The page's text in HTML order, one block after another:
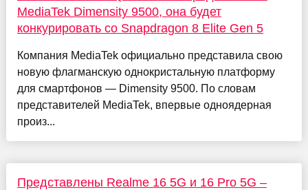
MediaTek Dimensity 9500, она будет
конкурировать со Snapdragon 8 Elite Gen 5
Компания MediaTek официально представила свою
новую флагманскую однокристальную платформу
для смартфонов — Dimensity 9500. По словам
представителей MediaTek, впервые одноядерная
произ...
Представлены Realme 16 5G и 16 Pro 5G –